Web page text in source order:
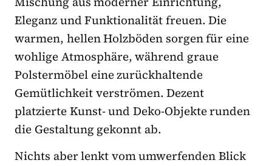
Eleganz und Funktionalität freuen. Die
warmen, hellen Holzböden sorgen für eine
wohlige Atmosphäre, während graue
Polstermöbel eine zurückhaltende
Gemütlichkeit verströmen. Dezent
platzierte Kunst- und Deko-Objekte runden
die Gestaltung gekonnt ab.
Nichts aber lenkt vom umwerfenden Blick